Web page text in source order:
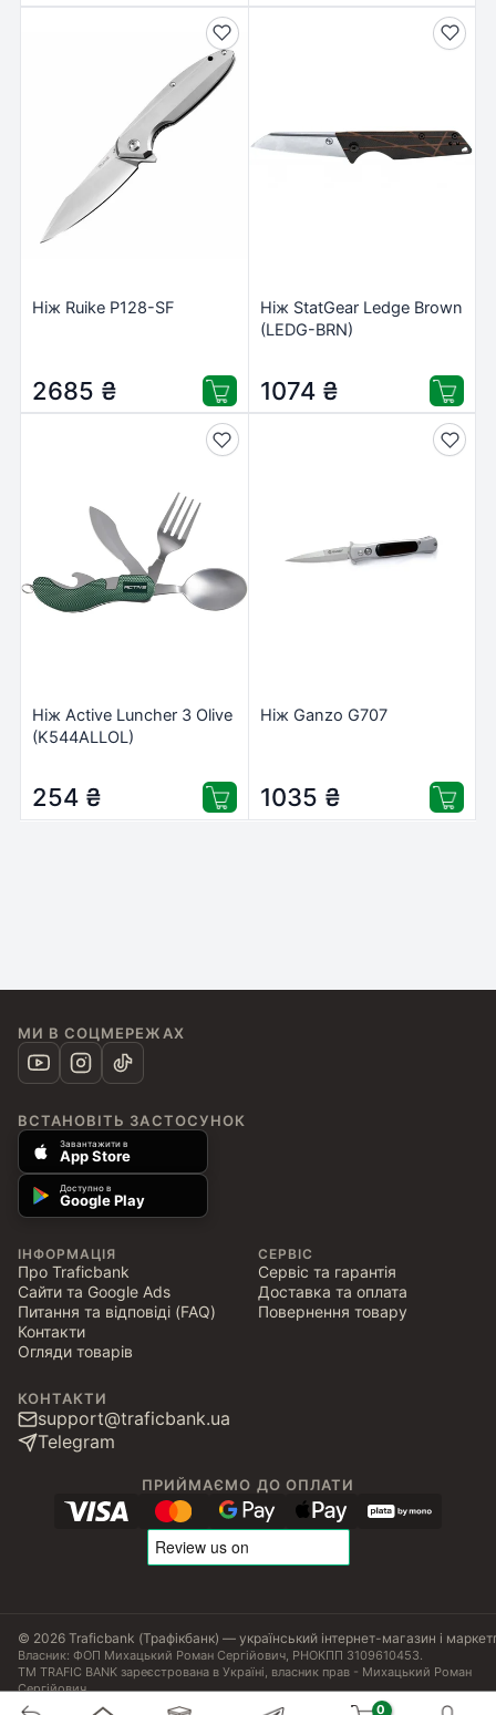
Ніж Ruike P128-SF
2685 ₴
Ніж StatGear Ledge Brown
(LEDG-BRN)
1074 ₴
Ніж Active Luncher 3 Olive
(K544ALLOL)
254 ₴
Ніж Ganzo G707
1035 ₴
МИ В СОЦМЕРЕЖАХ
ВСТАНОВІТЬ ЗАСТОСУНОК
Завантажити в
App Store
Доступно в
Google Play
ІНФОРМАЦІЯ
Про Traficbank
Сайти та Google Ads
Питання та відповіді (FAQ)
Контакти
Огляди товарів
СЕРВІС
Сервіс та гарантія
Доставка та оплата
Повернення товару
КОНТАКТИ
support@traficbank.ua
Telegram
ПРИЙМАЄМО ДО ОПЛАТИ
© 2026 Traficbank (Трафікбанк) — український інтернет-магазин і
Власник: ФОП Михацький Роман Сергійович, РНОКПП 3109610453.
ТМ TRAFIC BANK зареєстрована в Україні, власник прав - Михацький Роман
Сергійович.